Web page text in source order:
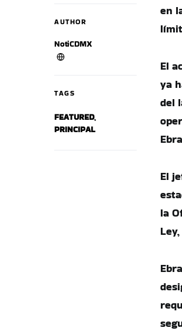
AUTHOR
NotiCDMX
TAGS
FEATURED,
PRINCIPAL
en
El
ya
del
El
la